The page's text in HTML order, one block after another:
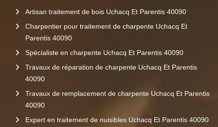
Artisan traitement de bois Uchacq Et Parentis 40090
Charpentier pour traitement de charpente Uchacq Et
Parentis 40090
Spécialiste en charpente Uchacq Et Parentis 40090
Travaux de réparation de charpente Uchacq Et Parentis
40090
Travaux de remplacement de charpente Uchacq Et Parentis
40090
Expert en traitement de nuisibles Uchacq Et Parentis 40090